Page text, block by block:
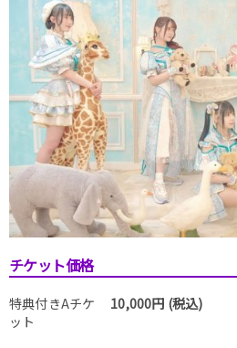
チケット価格
特典付きAチケ
ット
10,000円 (税込)